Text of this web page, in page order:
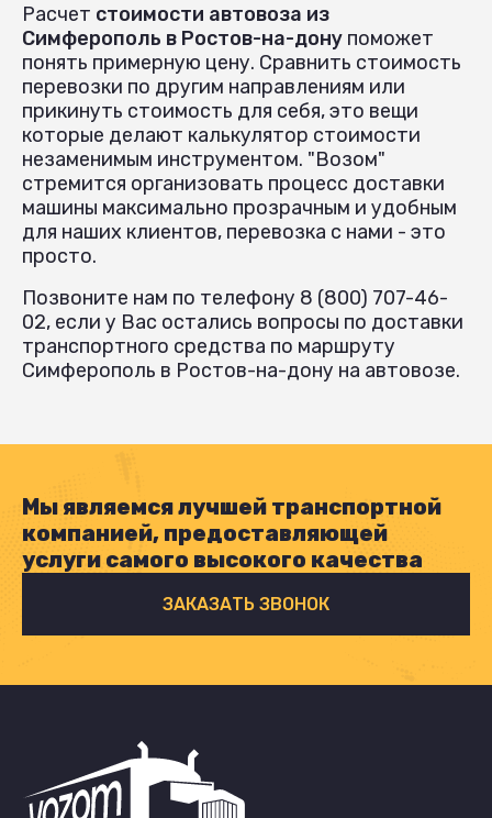
Расчет стоимости автовоза из
Симферополь в Ростов-на-дону поможет
понять примерную цену. Сравнить стоимость
перевозки по другим направлениям или
прикинуть стоимость для себя, это вещи
которые делают калькулятор стоимости
незаменимым инструментом. "Возом"
стремится организовать процесс доставки
машины максимально прозрачным и удобным
для наших клиентов, перевозка с нами - это
просто.
Позвоните нам по телефону 8 (800) 707-46-
02, если у Вас остались вопросы по доставки
транспортного средства по маршруту
Симферополь в Ростов-на-дону на автовозе.
Мы являемся лучшей транспортной
компанией, предоставляющей
услуги самого высокого качества
ЗАКАЗАТЬ ЗВОНОК